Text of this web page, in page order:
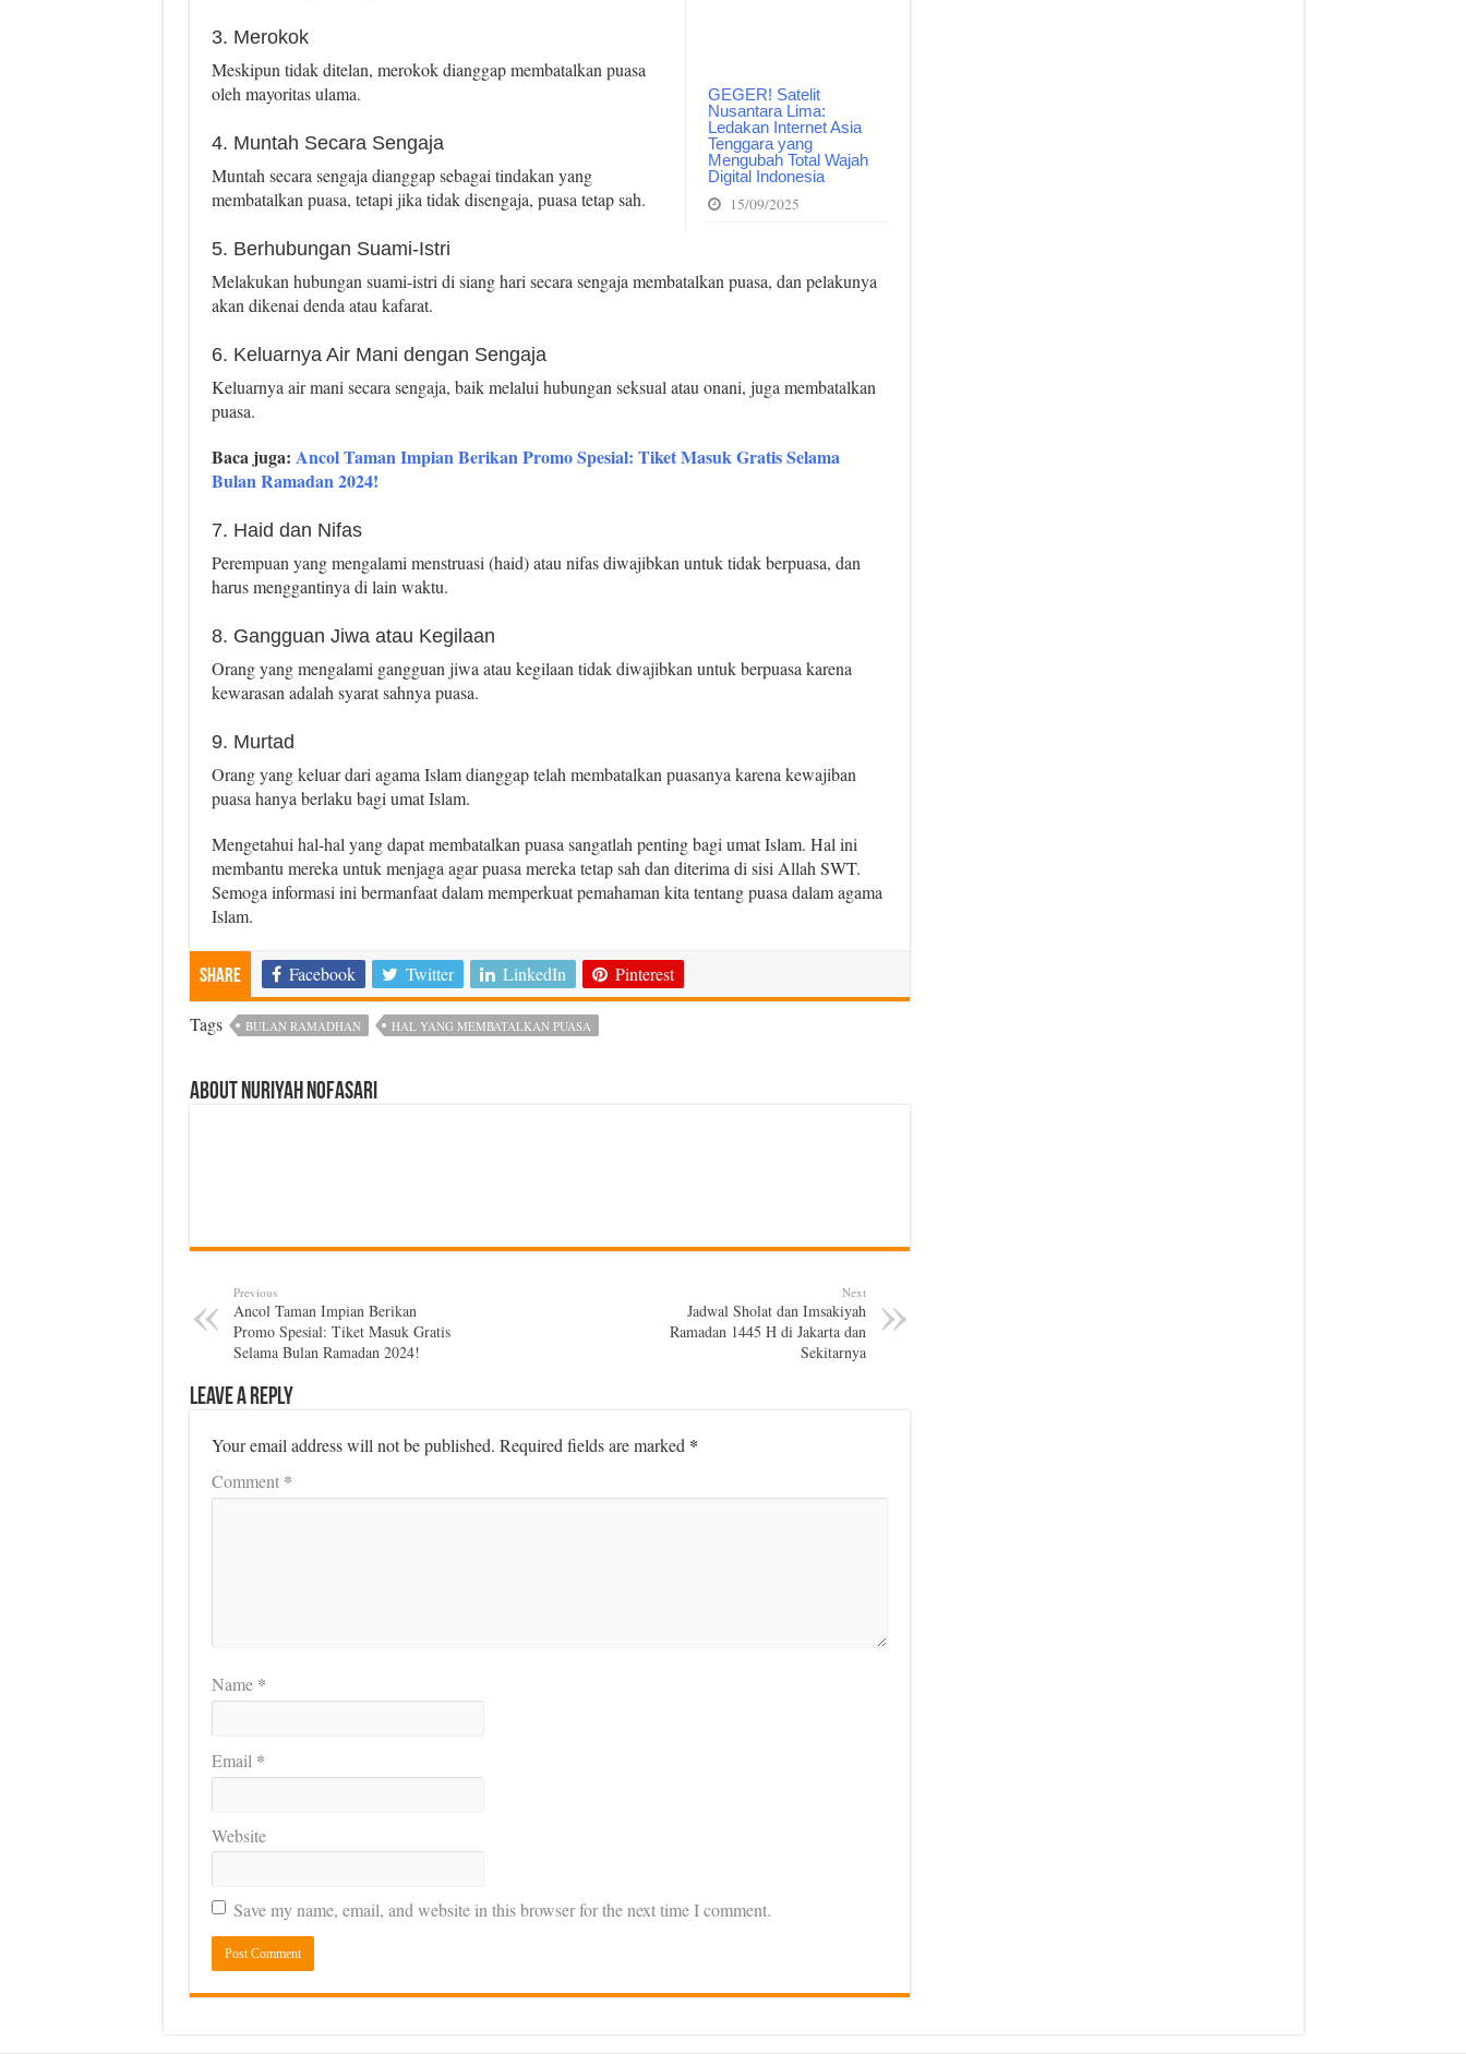
GEGER! Satelit
Nusantara Lima:
Ledakan Internet Asia
Tenggara yang
Mengubah Total Wajah
Digital Indonesia
15/09/2025
3. Merokok
Meskipun tidak ditelan, merokok dianggap membatalkan puasa
oleh mayoritas ulama.
4. Muntah Secara Sengaja
Muntah secara sengaja dianggap sebagai tindakan yang
membatalkan puasa, tetapi jika tidak disengaja, puasa tetap sah.
5. Berhubungan Suami-Istri
Melakukan hubungan suami-istri di siang hari secara sengaja membatalkan puasa, dan pelakunya
akan dikenai denda atau kafarat.
6. Keluarnya Air Mani dengan Sengaja
Keluarnya air mani secara sengaja, baik melalui hubungan seksual atau onani, juga membatalkan
puasa.
Baca juga: Ancol Taman Impian Berikan Promo Spesial: Tiket Masuk Gratis Selama
Bulan Ramadan 2024!
7. Haid dan Nifas
Perempuan yang mengalami menstruasi (haid) atau nifas diwajibkan untuk tidak berpuasa, dan
harus menggantinya di lain waktu.
8. Gangguan Jiwa atau Kegilaan
Orang yang mengalami gangguan jiwa atau kegilaan tidak diwajibkan untuk berpuasa karena
kewarasan adalah syarat sahnya puasa.
9. Murtad
Orang yang keluar dari agama Islam dianggap telah membatalkan puasanya karena kewajiban
puasa hanya berlaku bagi umat Islam.
Mengetahui hal-hal yang dapat membatalkan puasa sangatlah penting bagi umat Islam. Hal ini
membantu mereka untuk menjaga agar puasa mereka tetap sah dan diterima di sisi Allah SWT.
Semoga informasi ini bermanfaat dalam memperkuat pemahaman kita tentang puasa dalam agama
Islam.
Share Facebook Twitter LinkedIn Pinterest
Tags BULAN RAMADHAN HAL YANG MEMBATALKAN PUASA
About Nuriyah Nofasari
Previous
Ancol Taman Impian Berikan
Promo Spesial: Tiket Masuk Gratis
Selama Bulan Ramadan 2024!
Next
Jadwal Sholat dan Imsakiyah
Ramadan 1445 H di Jakarta dan
Sekitarnya
Leave a Reply
Your email address will not be published. Required fields are marked *
Comment *
Name *
Email *
Website
Save my name, email, and website in this browser for the next time I comment.